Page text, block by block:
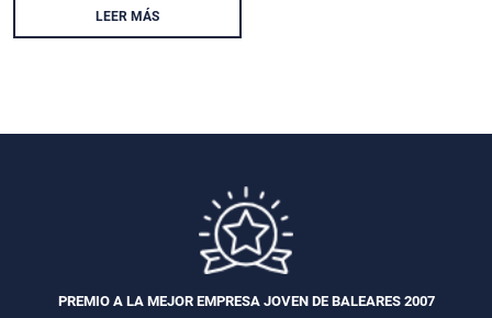
LEER MÁS
PREMIO A LA MEJOR EMPRESA JOVEN DE BALEARES 2007